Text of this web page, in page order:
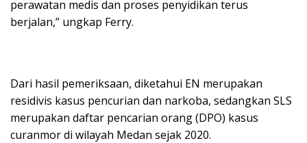
perawatan medis dan proses penyidikan terus
berjalan,” ungkap Ferry.
Dari hasil pemeriksaan, diketahui EN merupakan
residivis kasus pencurian dan narkoba, sedangkan SLS
merupakan daftar pencarian orang (DPO) kasus
curanmor di wilayah Medan sejak 2020.